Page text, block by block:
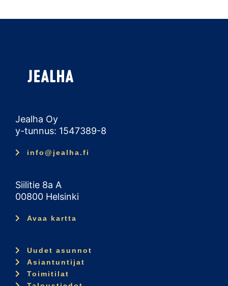
Jealha Oy
y-tunnus: 1547389-8
info@jealha.fi
Siilitie 8a A
00800 Helsinki
Avaa kartta
Uudet asunnot
Asiantuntijat
Toimitilat